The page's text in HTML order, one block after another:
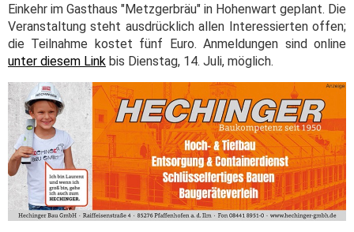
Einkehr im Gasthaus "Metzgerbräu" in Hohenwart geplant. Die
Veranstaltung steht ausdrücklich allen Interessierten offen;
die Teilnahme kostet fünf Euro. Anmeldungen sind online
unter diesem Link bis Dienstag, 14. Juli, möglich.